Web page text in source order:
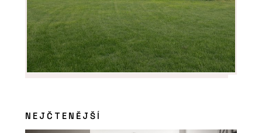
NEJČTENĚJŠÍ